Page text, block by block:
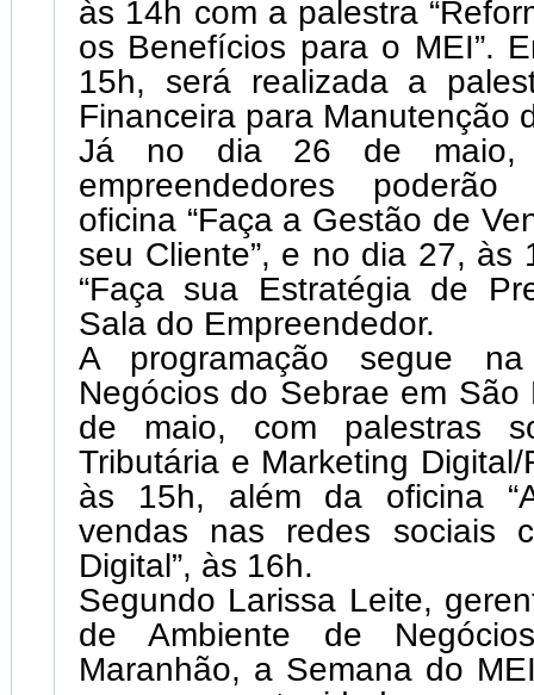
às 14h com a palestra
os Benefícios para o MEI”.
15h, será realizada a
Financeira para Manutenção
Já no dia 26 de
empreendedores
oficina “Faça a Gestão de
seu Cliente”, e no dia 27, às
“Faça sua Estratégia de
Sala do Empreendedor.
A programação segue
Negócios do Sebrae em
de maio, com palestras
Tributária e Marketing
às 15h, além da oficina
vendas nas redes sociais
Digital”, às 16h.
Segundo Larissa Leite,
de Ambiente de
Maranhão, a Semana do